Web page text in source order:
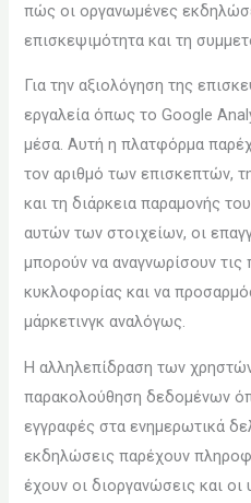
πώς οι οργανωμένες
επισκεψιμότητα και τη
Για την αξιολόγηση της
εργαλεία όπως το Google
μέσα. Αυτή η πλατφόρμα
τον αριθμό των επισκεπτών,
και τη διάρκεια παραμονής
αυτών των στοιχείων, οι
μπορούν να αναγνωρίσουν τις
κυκλοφορίας και να
μάρκετινγκ αναλόγως.
Η αλληλεπίδραση των
παρακολούθηση δεδομένων
εγγραφές στα ενημερωτικά
εκδηλώσεις παρέχουν
έχουν οι διοργανώσεις και